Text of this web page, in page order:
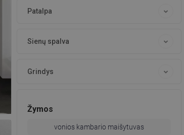
Patalpa
Sienų spalva
Grindys
Žymos
vonios kambario maišytuvas